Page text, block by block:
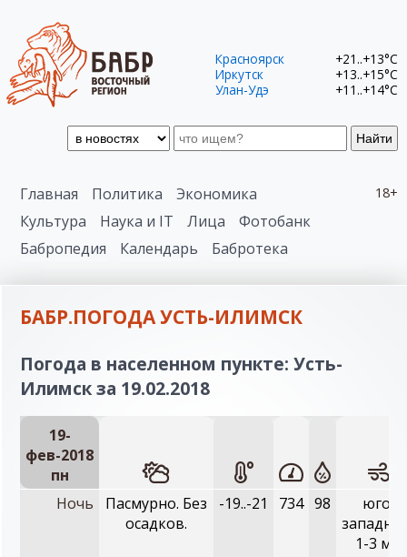
Найти
Красноярск
+21..+13°C
Иркутск
+13..+15°C
Улан-Удэ
+11..+14°C
18+
Главная Политика
Экономика
Культура
Наука и IT Лица
Фотобанк
Бабропедия
Календарь Бабротека
БАБР.ПОГОДА УСТЬ-ИЛИМСК
Погода в населенном пункте: Усть-
Илимск за 19.02.2018
19-
фев-2018
пн
Ночь
Пасмурно. Без
осадков.
-19..-21 734 98
юго-
1-3 м/с